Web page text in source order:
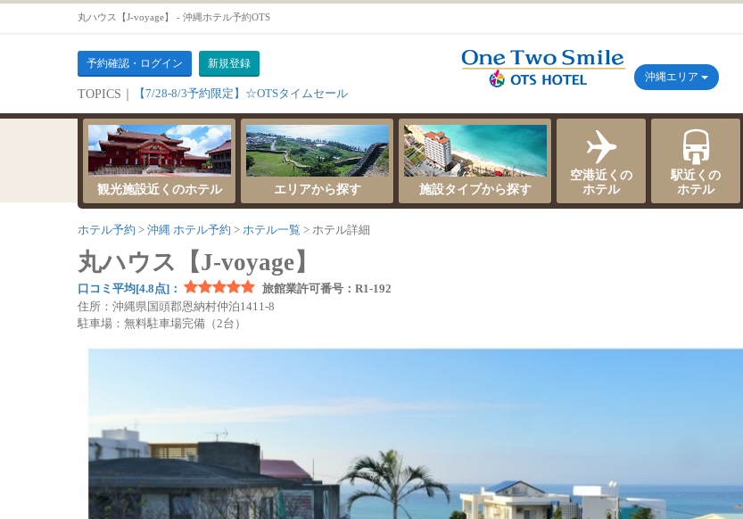
丸ハウス【J-voyage】 - 沖縄ホテル予約OTS
予約確認・ログイン 新規登録
TOPICS｜ 【7/28-8/3予約限定】☆OTSタイムセール
沖縄エリア
観光施設近くのホテル エリアから探す 施設タイプから探す
空港近くの
ホテル
駅近くの
ホテル
ホテル予約 沖縄 ホテル予約 ホテル一覧 ホテル詳細
丸ハウス【J-voyage】
口コミ平均[4.8点]：
旅館業許可番号：R1-192
住所：沖縄県国頭郡恩納村仲泊1411-8
駐車場：無料駐車場完備（2台）